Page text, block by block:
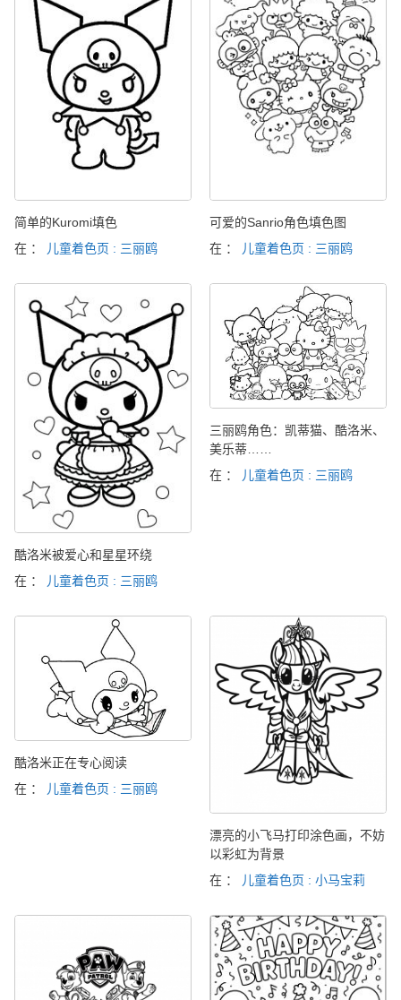
简单的Kuromi填色
在 ：
儿童着色页 : 三丽鸥
可爱的Sanrio角色填色图
在 ：
儿童着色页 : 三丽鸥
酷洛米被爱心和星星环绕
在 ：
儿童着色页 : 三丽鸥
三丽鸥角色：凯蒂猫、酷洛米、
美乐蒂……
在 ：
儿童着色页 : 三丽鸥
酷洛米正在专心阅读
在 ：
儿童着色页 : 三丽鸥
漂亮的小飞马打印涂色画，不妨
以彩虹为背景
在 ：
儿童着色页 : 小马宝莉